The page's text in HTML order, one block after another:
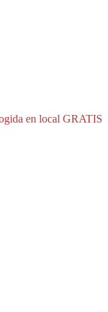
en local GRATIS